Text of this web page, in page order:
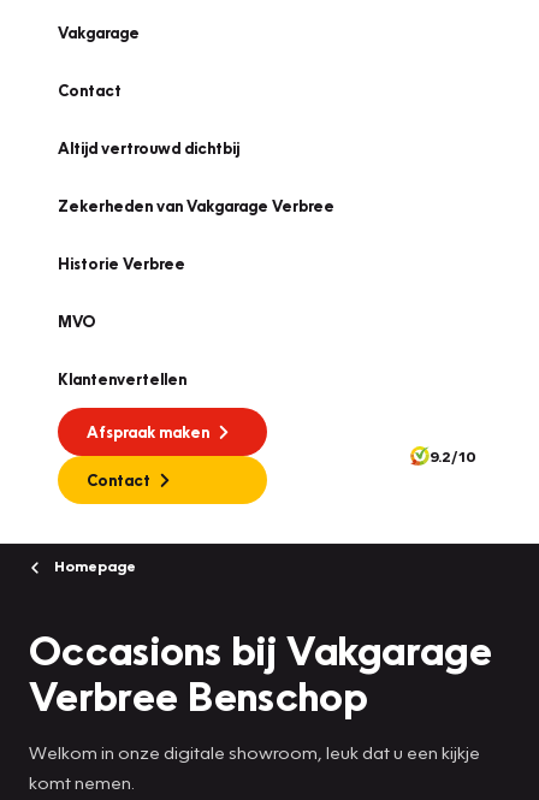
Vakgarage
Contact
Altijd vertrouwd dichtbij
Zekerheden van Vakgarage Verbree
Historie Verbree
MVO
Klantenvertellen
Afspraak maken
Contact
9.2/10
Homepage
Occasions bij Vakgarage
Verbree Benschop
Welkom in onze digitale showroom, leuk dat u een kijkje
komt nemen.